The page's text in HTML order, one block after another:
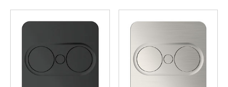
afzuiging, Afzuiging Toilet, spaanplaatschroeven, stopcontacten